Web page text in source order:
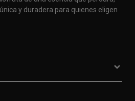
y duradera para quienes eligen